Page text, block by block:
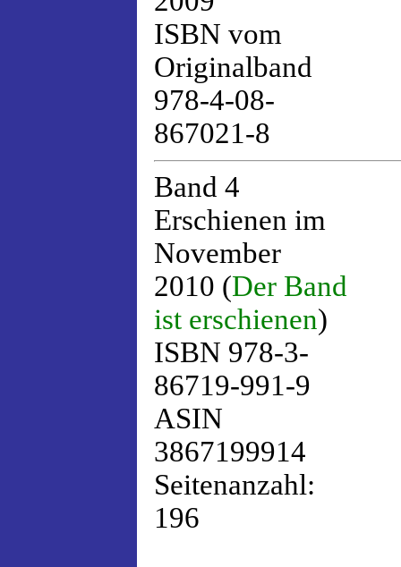
ISBN vom
Originalband
978-4-08-
867021-8
Band 4
Erschienen im
November
2010 (Der Band
ist erschienen)
ISBN 978-3-
86719-991-9
ASIN
3867199914
Seitenanzahl:
196